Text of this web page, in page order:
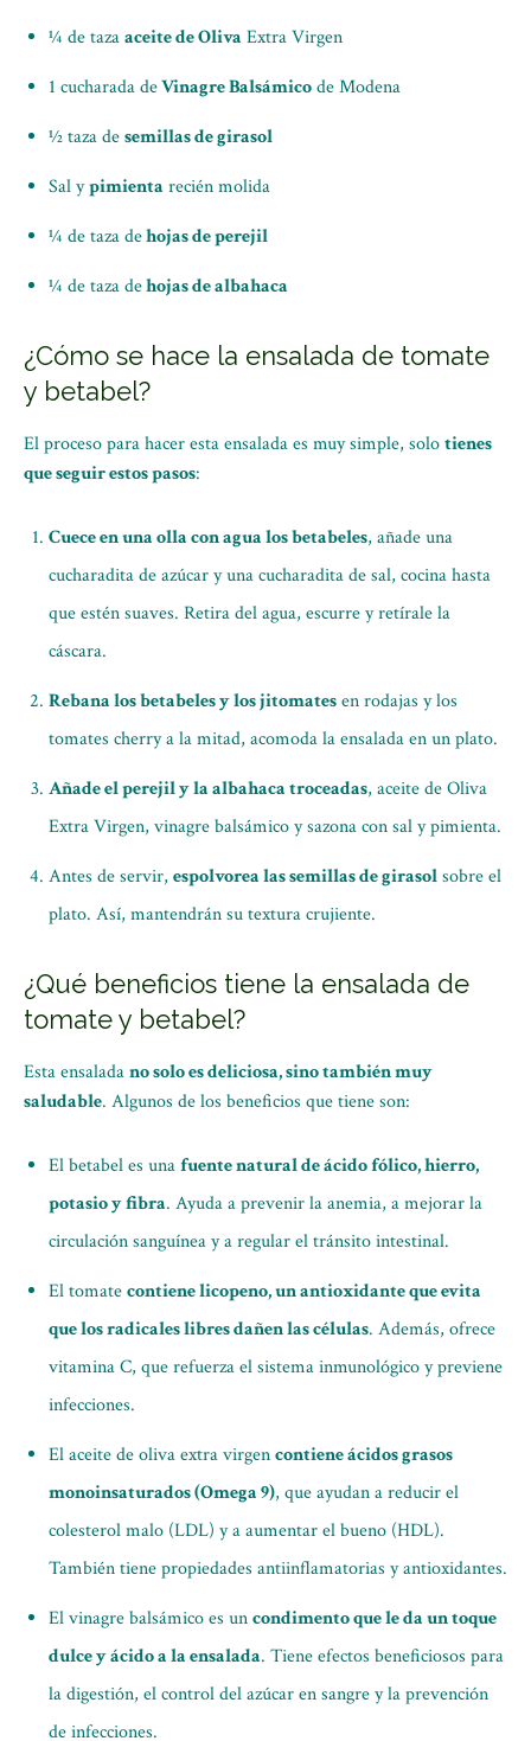
¼ de tazaaceite de Oliva Extra Virgen
1 cucharada deVinagre Balsámicode Modena
½ taza desemillas de girasol
Sal ypimienta recién molida
¼ de taza dehojas de perejil
¼ de taza dehojas de albahaca
¿Cómo se hace la ensalada de tomate
y betabel?
El proceso para hacer esta ensalada es muy simple, solotienes
que seguir estos pasos:
Cuece en una olla con agua los betabeles, añade una
cucharadita de azúcar y una cucharadita de sal, cocina hasta
que estén suaves. Retira del agua, escurre y retírale la
cáscara.
Rebana los betabeles y los jitomatesen rodajas y los
tomates cherry a la mitad, acomoda la ensalada en un plato.
Añade el perejil y la albahaca troceadas, aceite de Oliva
Extra Virgen, vinagre balsámico y sazona con sal y pimienta.
Antes de servir, espolvorea las semillas de girasolsobre el
plato. Así, mantendrán su textura crujiente.
¿Qué beneficios tiene la ensalada de
tomate y betabel?
Esta ensaladano solo es deliciosa, sino también muy
saludable. Algunos de los beneficios que tiene son:
El betabel es unafuente natural de ácido fólico, hierro,
potasio y fibra. Ayuda a prevenir la anemia, a mejorar la
circulación sanguínea y a regular el tránsito intestinal.
El tomatecontiene licopeno, un antioxidante que evita
que los radicales libres dañen las células. Además, ofrece
vitamina C, que refuerza el sistema inmunológico y previene
infecciones.
El aceite de oliva extra virgencontiene ácidos grasos
monoinsaturados (Omega 9), que ayudan a reducir el
colesterol malo (LDL) y a aumentar el bueno (HDL).
También tiene propiedades antiinflamatorias y antioxidantes.
El vinagre balsámico es uncondimento que le da un toque
dulce y ácido a la ensalada. Tiene efectos beneficiosos para
la digestión, el control del azúcar en sangre y la prevención
de infecciones.